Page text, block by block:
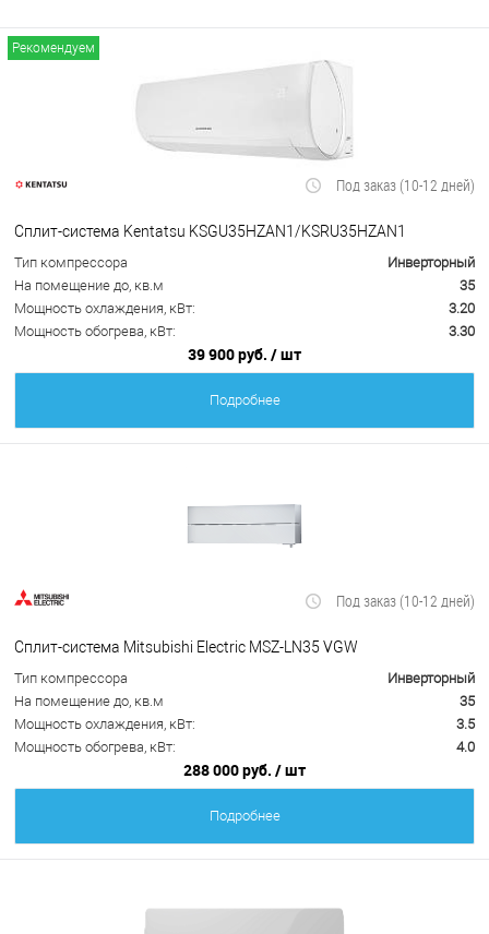
Рекомендуем
Под заказ (10-12 дней)
Сплит-система Kentatsu KSGU35HZAN1/KSRU35HZAN1
Тип компрессора
Инверторный
На помещение до, кв.м
35
Мощность охлаждения, кВт:
3.20
Мощность обогрева, кВт:
3.30
39 900 руб. / шт
Подробнее
Под заказ (10-12 дней)
Сплит-система Mitsubishi Electric MSZ-LN35 VGW
Тип компрессора
Инверторный
На помещение до, кв.м
35
Мощность охлаждения, кВт:
3.5
Мощность обогрева, кВт:
4.0
288 000 руб. / шт
Подробнее